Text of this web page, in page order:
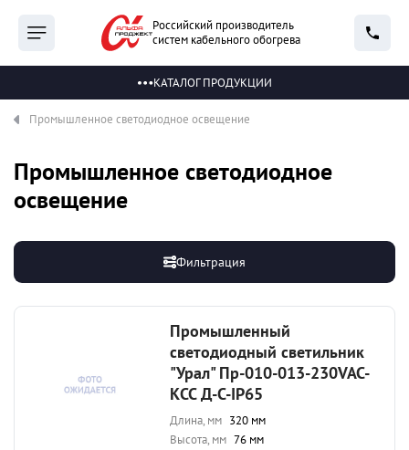
Российский производитель
систем кабельного обогрева
КАТАЛОГ ПРОДУКЦИИ
Промышленное светодиодное освещение
Промышленное светодиодное
освещение
Фильтрация
Промышленный
светодиодный светильник
"Урал" Пр-010-013-230VAC-
КСС Д-С-IP65
Длина, мм 320 мм
Высота, мм 76 мм